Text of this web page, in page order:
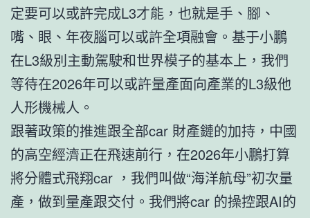
定要可以或許完成L3才能，也就是手、腳、
嘴、眼、年夜腦可以或許全項融會。基于小鵬
在L3級別主動駕駛和世界模子的基本上，我們
等待在2026年可以或許量產面向產業的L3級他
人形機械人。
跟著政策的推進跟全部car 財產鏈的加持，中國
的高空經濟正在飛速前行，在2026年小鵬打算
將分體式飛翔car ，我們叫做“海洋航母”初次量
產，做到量產跟交付。我們將car 的操控跟AI的